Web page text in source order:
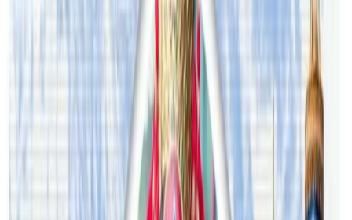
यस वेवसाइटमा प्रकाशित समाचार, विचार र लेखबारे तपाईंको कुनै
प्रतिक्रिया, गुनासो, सुझाव र सल्लाह छन् भने कृपया हामीलाई निम्न ईमेलमा
पठाउनुहोला । तपाईंको सहयोगले हामीलाई निष्पक्ष र तटस्थ पत्रकारिता गर्न
info@nepaltube.com.au
प्रतिक्रिया दिनुहोस